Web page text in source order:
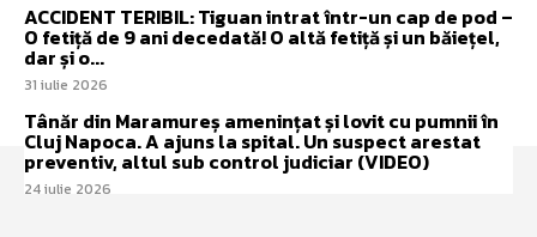
ACCIDENT TERIBIL: Tiguan intrat într-un cap de pod –
O fetiță de 9 ani decedată! O altă fetiță și un băiețel,
dar și o...
31 iulie 2026
Tânăr din Maramureș amenințat și lovit cu pumnii în
Cluj Napoca. A ajuns la spital. Un suspect arestat
preventiv, altul sub control judiciar (VIDEO)
24 iulie 2026